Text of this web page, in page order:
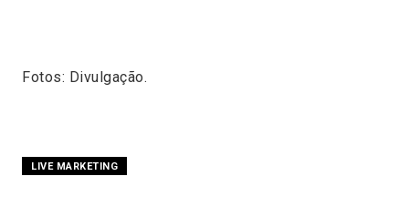
Fotos: Divulgação.
LIVE MARKETING